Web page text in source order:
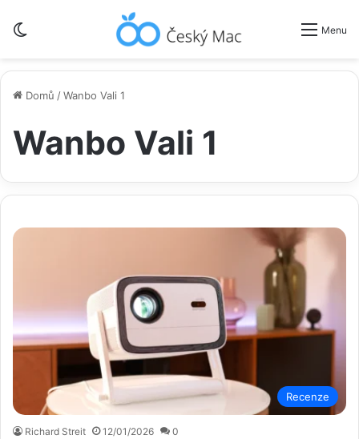
Menu
Domů /Wanbo Vali 1
Wanbo Vali 1
Recenze
Richard Streit 12/01/2026 0